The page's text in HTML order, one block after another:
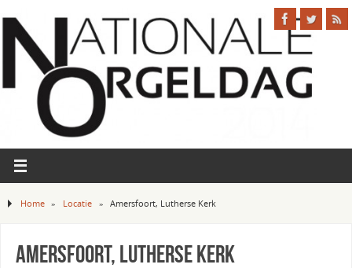
Home » Locatie » Amersfoort, Lutherse Kerk
Amersfoort, Lutherse Kerk